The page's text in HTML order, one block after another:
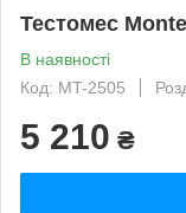
Тестомес
В наявності
Код: MT-2505
5 210 ₴